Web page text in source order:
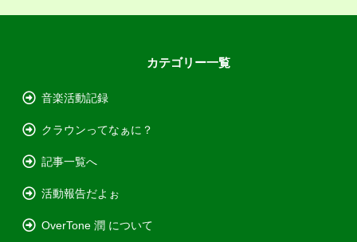
カテゴリー一覧
音楽活動記録
クラウンってなぁに？
記事一覧へ
活動報告だよぉ
OverTone 潤 について